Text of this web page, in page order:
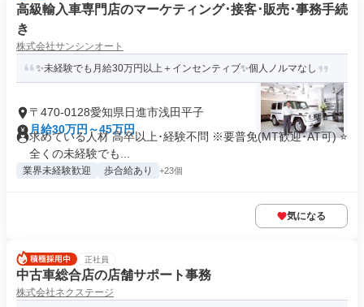
高級輸入車専門店のマーケティング･接客･販売･事務手続
き
株式会社サンシンオート
✨未経験でも月給30万円以上＋インセンティブ✨個人ノルマなし
〒470-0128愛知県日進市浅田平子
月給30万円～45万円
求めている人材 高卒以上･経験不問 ※要普免(MT歓迎･AT可) ⭐
全くの未経験でも...
業界未経験歓迎 歩合給あり +23個
気になる
正社員
中古車総合店の店舗サポート事務
株式会社ネクステージ